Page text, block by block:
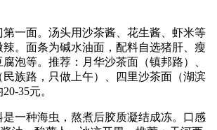
第一面。汤头用沙茶酱、花生酱、虾米等
。面条为碱水油面，配料自选猪肝、瘦
泡等。推荐：月华沙茶面（镇邦路）、
民族路，只做上午）、四里沙茶面（湖滨
35元。
是一种海虫，熬煮后胶质凝结成冻。口感